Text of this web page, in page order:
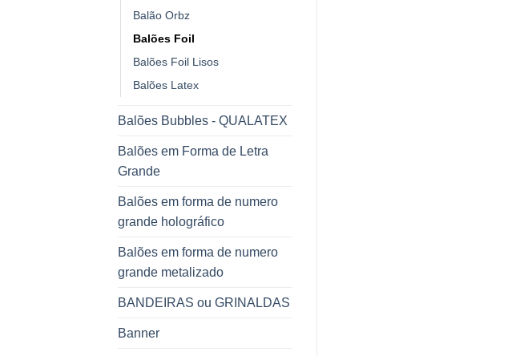
Balão Orbz
Balões Foil
Balões Foil Lisos
Balões Latex
Balões Bubbles - QUALATEX
Balões em Forma de Letra
Grande
Balões em forma de numero
grande holográfico
Balões em forma de numero
grande metalizado
BANDEIRAS ou GRINALDAS
Banner